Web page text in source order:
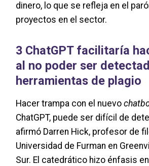
dinero, lo que se refleja en el
proyectos en el sector.
3 ChatGPT facilitaría
al no poder ser
herramientas de plagio
Hacer trampa con el nuevo
ChatGPT, puede ser difícil de
afirmó Darren Hick, profesor de
Universidad de Furman en
Sur. El catedrático hizo énfasis